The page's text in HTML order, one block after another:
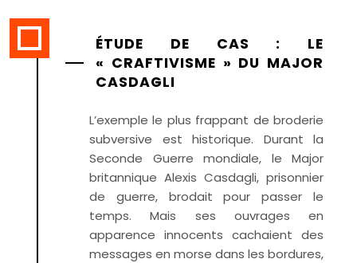
ÉTUDE DE CAS : LE
« CRAFTIVISME » DU MAJOR
CASDAGLI
L’exemple le plus frappant de broderie
subversive est historique. Durant la
Seconde Guerre mondiale, le Major
britannique Alexis Casdagli, prisonnier
de guerre, brodait pour passer le
temps. Mais ses ouvrages en
apparence innocents cachaient des
messages en morse dans les bordures,